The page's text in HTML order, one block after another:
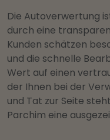
Die Autoverwertung
durch eine
Kunden schätzen
und die schnelle
Wert auf einen
der Ihnen bei der
und Tat zur Seite
Parchim eine